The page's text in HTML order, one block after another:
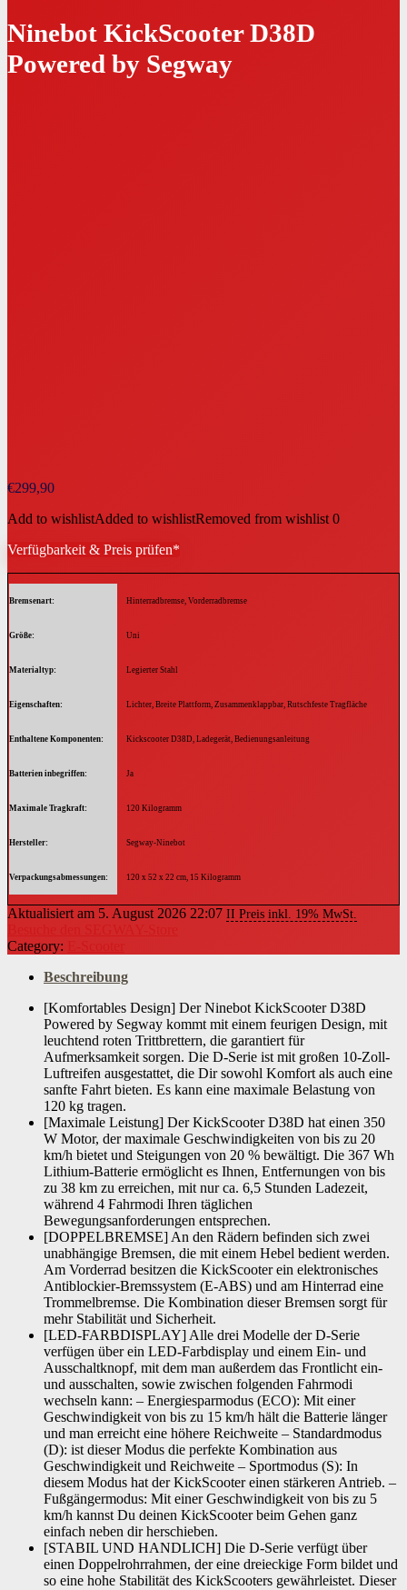
Ninebot KickScooter D38D
Powered by Segway
€299,90
Add to wishlistAdded to wishlistRemoved from wishlist 0
Verfügbarkeit & Preis prüfen*
Bremsenart ‎Hinterradbremse, Vorderradbremse
Größe ‎Uni
Materialtyp ‎Legierter Stahl
Eigenschaften ‎Lichter, Breite Plattform, Zusammenklappbar, Rutschfeste Tragfläche
Enthaltene Komponenten ‎Kickscooter D38D, Ladegerät, Bedienungsanleitung
Batterien inbegriffen ‎Ja
Maximale Tragkraft ‎120 Kilogramm
Hersteller ‎Segway-Ninebot
Verpackungsabmessungen ‎120 x 52 x 22 cm, 15 Kilogramm
Aktualisiert am 5. August 2026 22:07 II Preis inkl. 19% MwSt.
Category:
Beschreibung
[Komfortables Design] Der Ninebot KickScooter D38D
Powered by Segway kommt mit einem feurigen Design, mit
leuchtend roten Trittbrettern, die garantiert für
Aufmerksamkeit sorgen. Die D-Serie ist mit großen 10-Zoll-
Luftreifen ausgestattet, die Dir sowohl Komfort als auch eine
sanfte Fahrt bieten. Es kann eine maximale Belastung von
120 kg tragen.
[Maximale Leistung] Der KickScooter D38D hat einen 350
W Motor, der maximale Geschwindigkeiten von bis zu 20
km/h bietet und Steigungen von 20 % bewältigt. Die 367 Wh
Lithium-Batterie ermöglicht es Ihnen, Entfernungen von bis
zu 38 km zu erreichen, mit nur ca. 6,5 Stunden Ladezeit,
während 4 Fahrmodi Ihren täglichen
Bewegungsanforderungen entsprechen.
[DOPPELBREMSE] An den Rädern befinden sich zwei
unabhängige Bremsen, die mit einem Hebel bedient werden.
Am Vorderrad besitzen die KickScooter ein elektronisches
Antiblockier-Bremssystem (E-ABS) und am Hinterrad eine
Trommelbremse. Die Kombination dieser Bremsen sorgt für
mehr Stabilität und Sicherheit.
[LED-FARBDISPLAY] Alle drei Modelle der D-Serie
verfügen über ein LED-Farbdisplay und einem Ein- und
Ausschaltknopf, mit dem man außerdem das Frontlicht ein-
und ausschalten, sowie zwischen folgenden Fahrmodi
wechseln kann: – Energiesparmodus (ECO): Mit einer
Geschwindigkeit von bis zu 15 km/h hält die Batterie länger
und man erreicht eine höhere Reichweite – Standardmodus
(D): ist dieser Modus die perfekte Kombination aus
Geschwindigkeit und Reichweite – Sportmodus (S): In
diesem Modus hat der KickScooter einen stärkeren Antrieb. –
Fußgängermodus: Mit einer Geschwindigkeit von bis zu 5
km/h kannst Du deinen KickScooter beim Gehen ganz
einfach neben dir herschieben.
[STABIL UND HANDLICH] Die D-Serie verfügt über
einen Doppelrohrrahmen, der eine dreieckige Form bildet und
so eine hohe Stabilität des KickScooters gewährleistet. Dieser